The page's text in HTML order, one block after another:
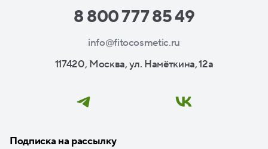
8 800 777 85 49
info@fitocosmetic.ru
117420, Москва, ул. Намёткина, 12а
Подписка на рассылку